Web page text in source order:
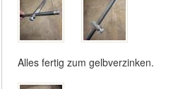
Alles fertig zum gelbverzinken.